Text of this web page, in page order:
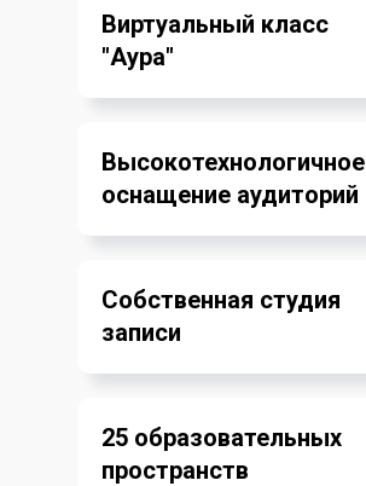
Виртуальный класс
"Аура"
Высокотехнологичное
оснащение аудиторий
Собственная студия
записи
25 образовательных
пространств